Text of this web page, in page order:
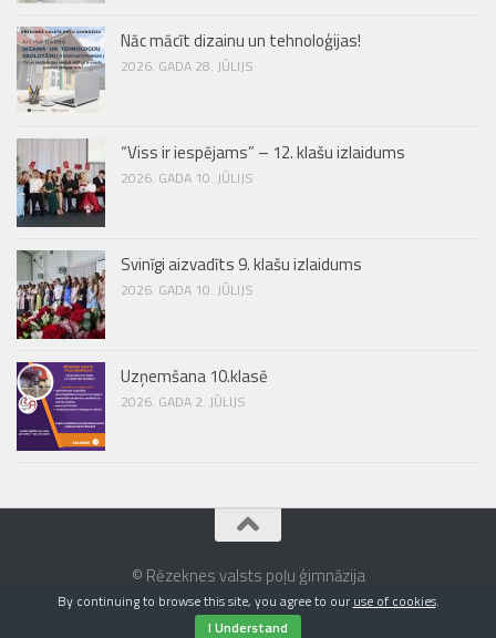
Nāc mācīt dizainu un tehnoloģijas!
2026. GADA 28. JŪLIJS
“Viss ir iespējams” – 12. klašu izlaidums
2026. GADA 10. JŪLIJS
Svinīgi aizvadīts 9. klašu izlaidums
2026. GADA 10. JŪLIJS
Uzņemšana 10.klasē
2026. GADA 2. JŪLIJS
© Rēzeknes valsts poļu ģimnāzija
By continuing to browse this site, you agree to our use of cookies.
I Understand